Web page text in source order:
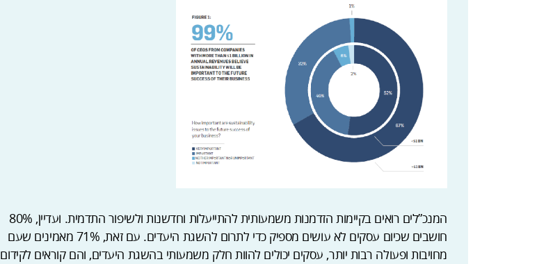
המנכ”לים רואים בקיימות הזדמנות משמעותית להתייעלות וחדשנות ולשיפור התדמית. ועדיין, 80%
חושבים שכיום עסקים לא עושים מספיק כדי לתרום להשגת היעדים. עם זאת, 71% מאמינים שעם
מחויבות ופעולה רבות יותר, עסקים יכולים להוות חלק משמעותי בהשגת היעדים, והם קוראים לקידום